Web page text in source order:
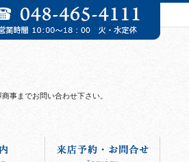
事までお問い合わせ下さい。